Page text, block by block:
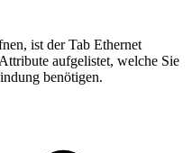
ist der Tab Ethernet
aufgelistet, welche Sie
benötigen.